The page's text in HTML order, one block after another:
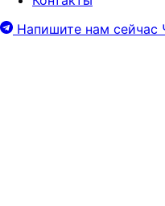
Напишите нам сейчас